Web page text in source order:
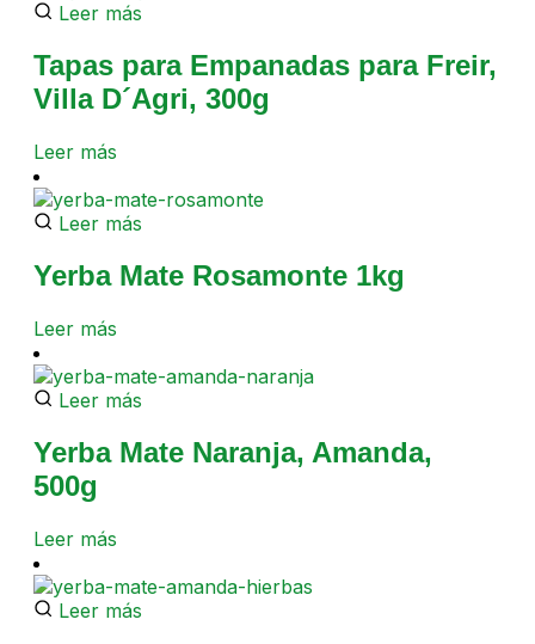
Leer más
Tapas para Empanadas para Freir,
Villa D´Agri, 300g
Leer más
Leer más
Yerba Mate Rosamonte 1kg
Leer más
Leer más
Yerba Mate Naranja, Amanda,
500g
Leer más
Leer más